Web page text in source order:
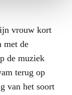
vrouw kort
met de
de muziek
terug op
van het soort